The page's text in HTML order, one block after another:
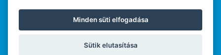
WEBFEJLESZTŐ
Minden süti elfogadása
Sütik elutasítása